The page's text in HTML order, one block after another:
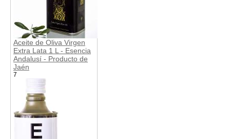
Aceite de Oliva Virgen
Extra Lata 1 L - Esencia
Andalusí - Producto de
Jaén
7